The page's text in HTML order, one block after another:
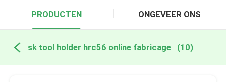
PRODUCTEN ONGEVEER ONS
sk tool holder hrc56 online fabricage (10)